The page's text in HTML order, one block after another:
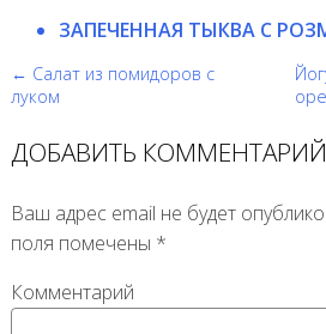
ЗАПЕЧЕННАЯ ТЫКВА С
← Салат из помидоров с
луком
ДОБАВИТЬ КОММЕНТАРИЙ
Ваш адрес email не будет
поля помечены *
Комментарий